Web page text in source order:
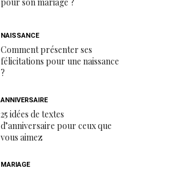
NAISSANCE
Comment présenter ses
félicitations pour une naissance
?
ANNIVERSAIRE
25 idées de textes
d’anniversaire pour ceux que
vous aimez
MARIAGE